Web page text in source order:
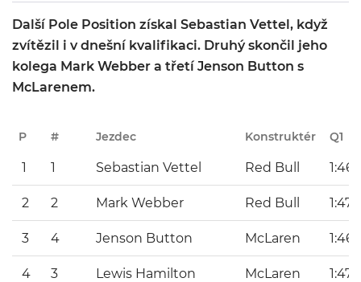
Další Pole Position získal Sebastian Vettel, když
zvítězil i v dnešní kvalifikaci. Druhý skončil jeho
kolega Mark Webber a třetí Jenson Button s
McLarenem.
P # Jezdec Konstruktér Q1
1 1 Sebastian Vettel Red Bull
2 2 Mark Webber Red Bull
3 4 Jenson Button McLaren
4 3 Lewis Hamilton McLaren